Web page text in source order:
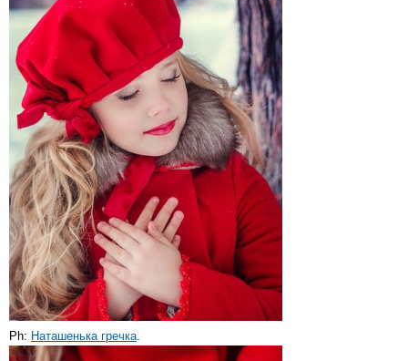
Ph: Наташенька гречка.